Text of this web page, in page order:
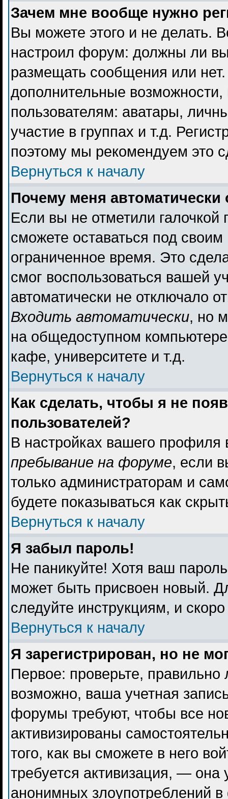
Зачем мне вообще нужно
Вы можете этого и не делать.
настроил форум: должны ли вы
размещать сообщения или
дополнительные
пользователям: аватары,
участие в группах и т.д.
поэтому мы рекомендуем это
Вернуться к началу
Почему меня автоматически
Если вы не отметили галочкой
сможете оставаться под
ограниченное время. Это
смог воспользоваться вашей
автоматически не отключало
Входить автоматически, но
на общедоступном
кафе, университете и т.д.
Вернуться к началу
Как сделать, чтобы я не
пользователей?
В настройках вашего
пребывание на форуме, если
только администраторам и
будете показываться как
Вернуться к началу
Я забыл пароль!
Не паникуйте! Хотя ваш
может быть присвоен новый.
следуйте инструкциям, и
Вернуться к началу
Я зарегистрирован, но не
Первое: проверьте,
возможно, ваша учетная
форумы требуют, чтобы все
активизированы
того, как вы сможете в него
требуется активизация, —
анонимных злоупотреблений